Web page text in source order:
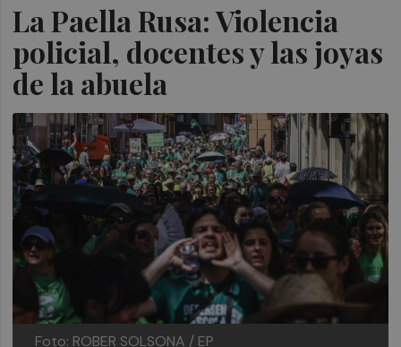
La Paella Rusa: Violencia
policial, docentes y las joyas
de la abuela
Foto: ROBER SOLSONA / EP